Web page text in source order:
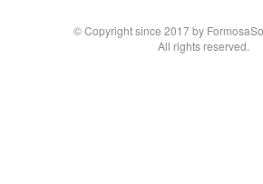
© Copyright since 2017 by
All rights reserved.